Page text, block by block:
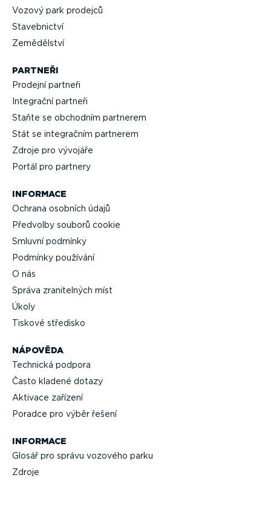
Vozový park prodejců
Staveb­nictví
Zemědělství
NÁPOVĚDA
Technická podpora
Často kladené dotazy
Aktivace zařízení
Poradce pro výběr řešení
INFORMACE
Glosář pro správu vozového parku
Zdroje
PARTNEŘI
Prodejní partneři
Integrační partneři
Staňte se obchodním partnerem
Stát se integračním partnerem
Zdroje pro vývojáře
Portál pro partnery
INFORMACE
Ochrana osobních údajů
Předvolby souborů cookie
Smluvní podmínky
Podmínky používání
O nás
Správa zrani­telných míst
Úkoly
Tiskové středisko